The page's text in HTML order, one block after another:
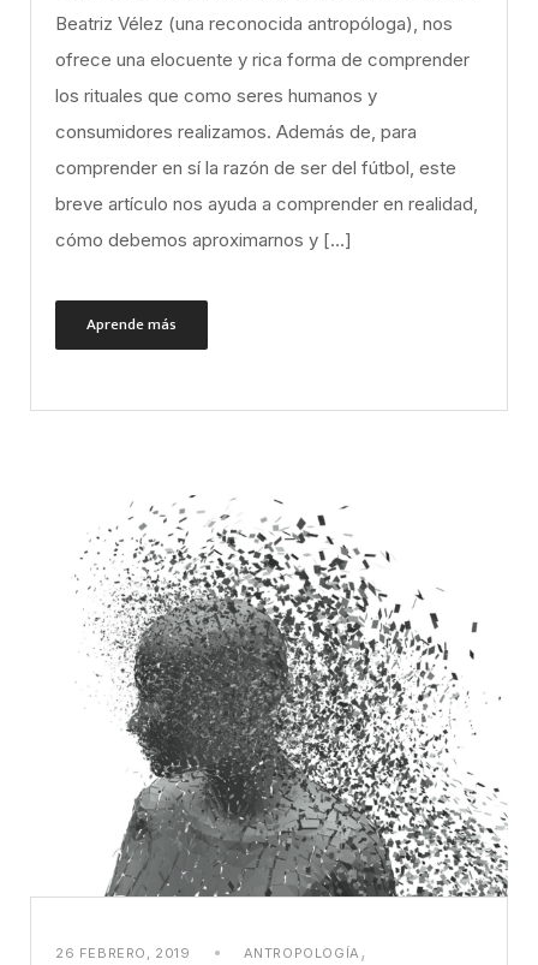
Beatriz Vélez (una reconocida antropóloga), nos
ofrece una elocuente y rica forma de comprender
los rituales que como seres humanos y
consumidores realizamos. Además de, para
comprender en sí la razón de ser del fútbol, este
breve artículo nos ayuda a comprender en realidad,
cómo debemos aproximarnos y […]
Aprende más
26 FEBRERO, 2019 ANTROPOLOGÍA ,